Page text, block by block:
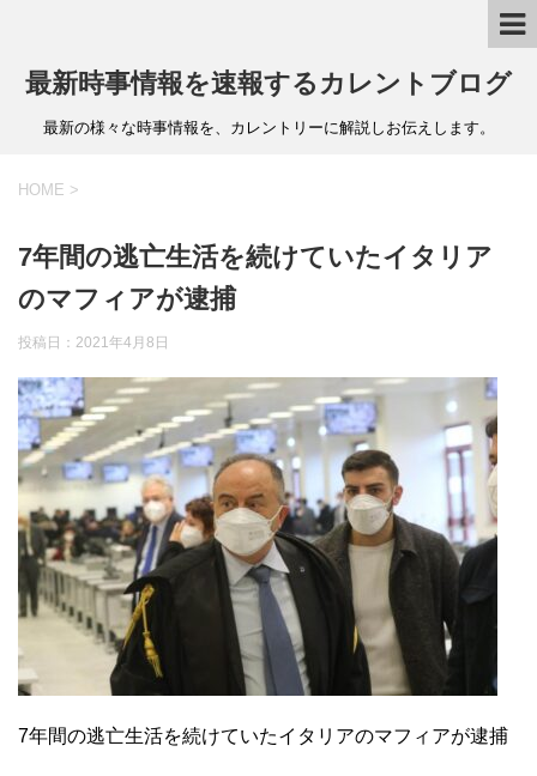
最新時事情報を速報するカレントブログ
最新の様々な時事情報を、カレントリーに解説しお伝えします。
HOME >
7年間の逃亡生活を続けていたイタリア
のマフィアが逮捕
投稿日： 2021年4月8日
7年間の逃亡生活を続けていたイタリアのマフィアが逮捕